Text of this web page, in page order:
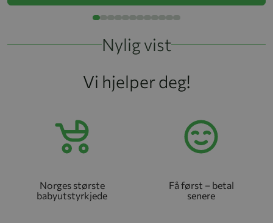
Nylig vist
Vi hjelper deg!
Norges største
babyutstyrkjede
Få først – betal
senere